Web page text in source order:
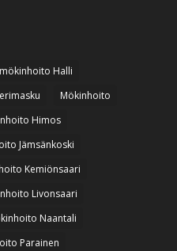
Halli
Mökinhoito
Himos
Jämsänkoski
Kemiönsaari
Livonsaari
Naantali
Parainen